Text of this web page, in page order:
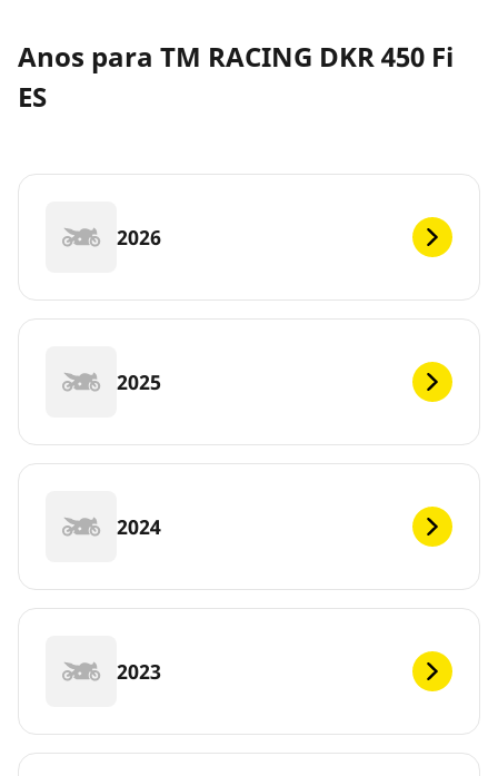
Anos para TM RACING DKR 450 Fi
ES
2026
2025
2024
2023